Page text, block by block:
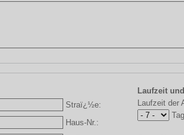
Straï¿½e:
Haus-Nr.:
Laufzeit
Laufzeit der